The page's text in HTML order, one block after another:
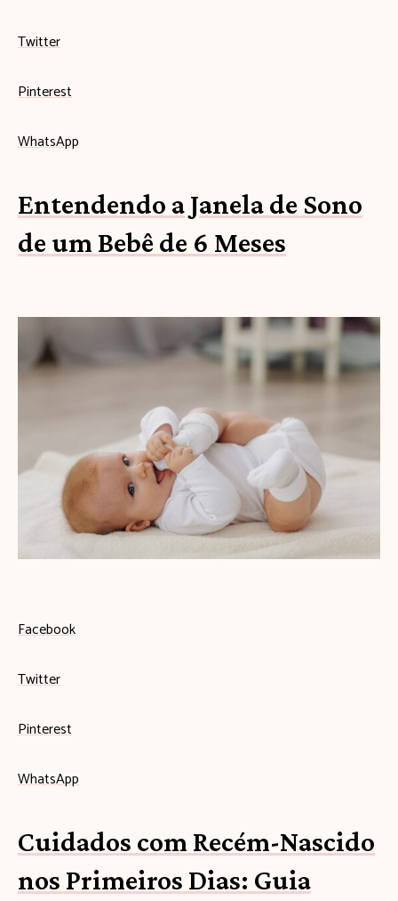
Twitter
Pinterest
WhatsApp
Entendendo a Janela de Sono
de um Bebê de 6 Meses
Facebook
Twitter
Pinterest
WhatsApp
Cuidados com Recém-Nascido
nos Primeiros Dias: Guia